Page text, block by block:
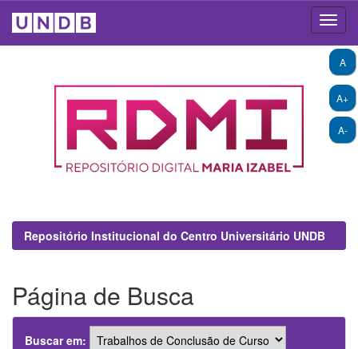
A+
A-
A
Repositório Institucional do Centro Universitário UNDB
Página de Busca
Buscar em: